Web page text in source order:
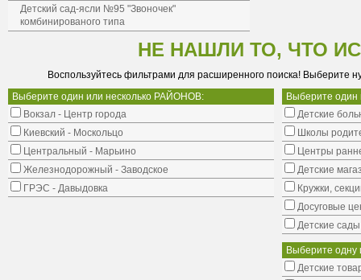
Детский сад-ясли №95 "Звоночек"
комбинированого типа
НЕ НАШЛИ ТО, ЧТО
Воспользуйтесь фильтрами для расширенного поиска! Выберите
Выберите один или несколько РАЙОНОВ:
Вокзал - Центр города
Киевский - Москольцо
Центральный - Марьино
Железнодорожный - Заводское
ГРЭС - Давыдовка
Выберите
Детские
Школы
Центры
Детские
Кружки,
Досуговые
Детские сады
Выберите одну
Детские